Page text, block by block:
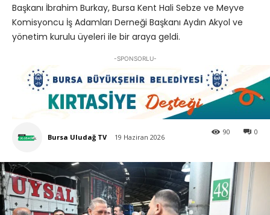
Başkanı İbrahim Burkay, Bursa Kent Hali Sebze ve Meyve
Komisyoncu İş Adamları Derneği Başkanı Aydın Akyol ve
yönetim kurulu üyeleri ile bir araya geldi.
-SPONSORLU-
Bursa Uludağ TV 19 Haziran 2026
0
90